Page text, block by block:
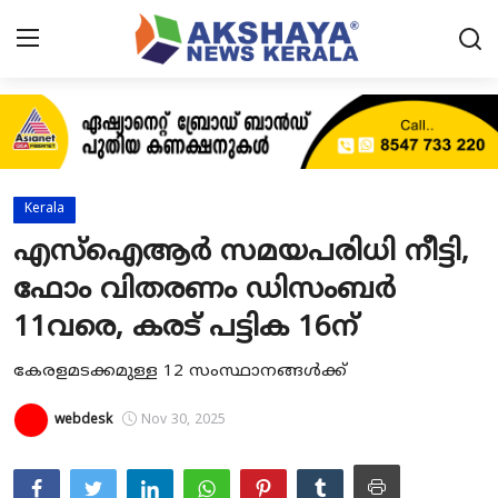
Home
Contact
News
Akshaya News
Agriculture
Business
Classifieds
Kerala
എസ്ഐആര്‍ സമയപരിധി നീട്ടി,
ഫോം വിതരണം ഡിസംബര്‍
11വരെ, കരട് പട്ടിക 16ന്
കേരളമടക്കമുള്ള 12 സംസ്ഥാനങ്ങള്‍ക്ക്
webdesk Nov 30, 2025